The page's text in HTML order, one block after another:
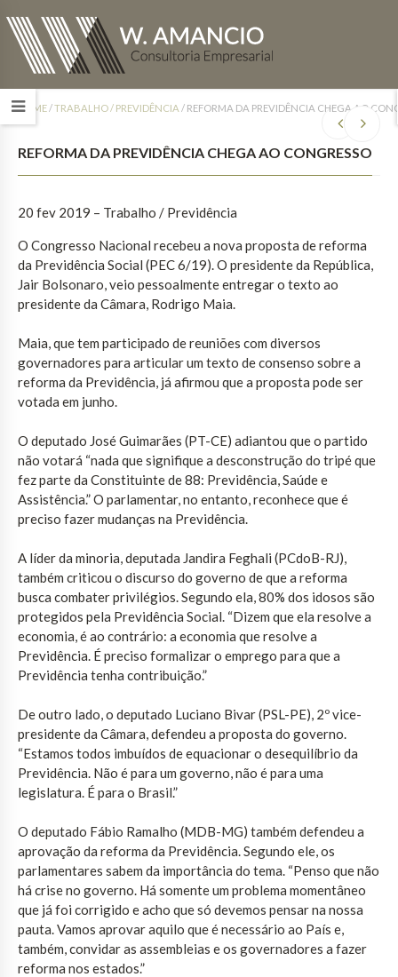
HOME/TRABALHO / PREVIDÊNCIA / REFORMA DA PREVIDÊNCIA CHEGA AO
REFORMA DA PREVIDÊNCIA CHEGA AO CONGRESSO
20 fev 2019 – Trabalho / Previdência
O Congresso Nacional recebeu a nova proposta de reforma
da Previdência Social (PEC 6/19). O presidente da República,
Jair Bolsonaro, veio pessoalmente entregar o texto ao
presidente da Câmara, Rodrigo Maia.
Maia, que tem participado de reuniões com diversos
governadores para articular um texto de consenso sobre a
reforma da Previdência, já afirmou que a proposta pode ser
votada em junho.
O deputado José Guimarães (PT-CE) adiantou que o partido
não votará “nada que signifique a desconstrução do tripé que
fez parte da Constituinte de 88: Previdência, Saúde e
Assistência.” O parlamentar, no entanto, reconhece que é
preciso fazer mudanças na Previdência.
A líder da minoria, deputada Jandira Feghali (PCdoB-RJ),
também criticou o discurso do governo de que a reforma
busca combater privilégios. Segundo ela, 80% dos idosos são
protegidos pela Previdência Social. “Dizem que ela resolve a
economia, é ao contrário: a economia que resolve a
Previdência. É preciso formalizar o emprego para que a
Previdência tenha contribuição.”
De outro lado, o deputado Luciano Bivar (PSL-PE), 2º vice-
presidente da Câmara, defendeu a proposta do governo.
“Estamos todos imbuídos de equacionar o desequilíbrio da
Previdência. Não é para um governo, não é para uma
legislatura. É para o Brasil.”
O deputado Fábio Ramalho (MDB-MG) também defendeu a
aprovação da reforma da Previdência. Segundo ele, os
parlamentares sabem da importância do tema. “Penso que não
há crise no governo. Há somente um problema momentâneo
que já foi corrigido e acho que só devemos pensar na nossa
pauta. Vamos aprovar aquilo que é necessário ao País e,
também, convidar as assembleias e os governadores a fazer
reforma nos estados.”